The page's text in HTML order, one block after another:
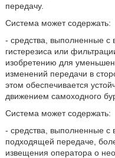
передачу.
Система может содержать:
- средства, выполненные
гистерезиса или
изобретению для
изменений передачи в
этом обеспечивается
движением самоходного
Система может содержать:
- средства, выполненные с
подходящей передаче,
извещения оператора о